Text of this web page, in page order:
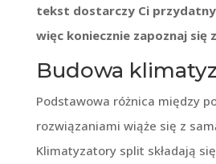
tekst dostarczy Ci
więc koniecznie zapoznaj się
Budowa
Podstawowa różnica między
rozwiązaniami wiąże się z
Klimatyzatory split składają